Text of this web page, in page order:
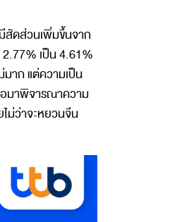
สัดส่วนเพิ่มขึ้นจาก
เป็น 4.61%
มาก แต่ความเป็น
อมาพิจารณาความ
ม่ว่าจะหยวนจีน